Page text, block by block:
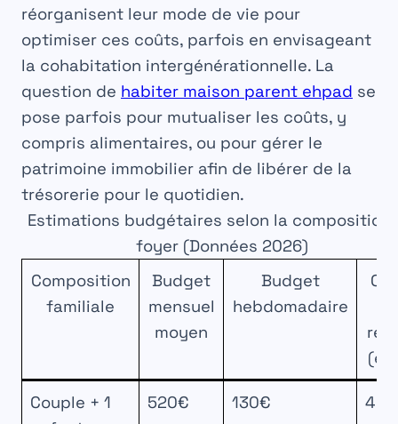
réorganisent leur mode de vie pour
optimiser ces coûts, parfois en envisageant
la cohabitation intergénérationnelle. La
question de habiter maison parent ehpad se
pose parfois pour mutualiser les coûts, y
compris alimentaires, ou pour gérer le
patrimoine immobilier afin de libérer de la
trésorerie pour le quotidien.
Estimations budgétaires selon la composition
foyer (Données 2026)
Composition
familiale
Budget
mensuel
moyen
Budget
hebdomadaire
Couple + 1
520€ 130€